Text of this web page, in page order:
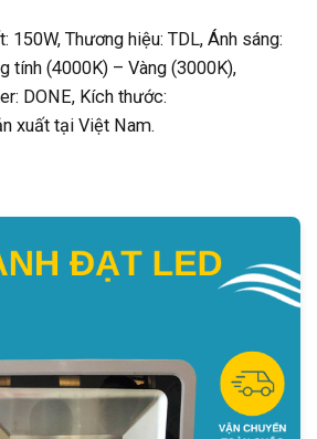
150W, Thương hiệu: TDL, Ánh sáng:
tính (4000K) – Vàng (3000K),
DONE, Kích thước:
xuất tại Việt Nam.